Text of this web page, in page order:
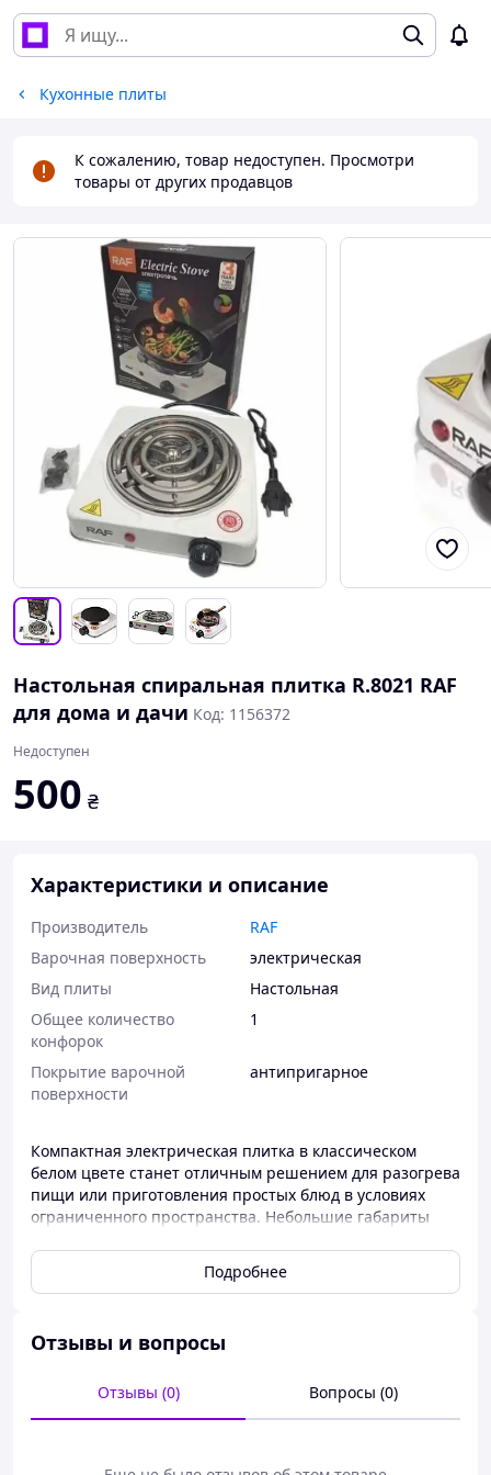
Кухонные плиты
К сожалению, товар недоступен. Просмотри
товары от других продавцов
Настольная спиральная плитка R.8021 RAF
для дома и дачи Код: 1156372
Недоступен
500 ₴
Характеристики и описание
Производитель
RAF
Варочная поверхность
электрическая
Вид плиты
Настольная
Общее количество
конфорок
1
Покрытие варочной
поверхности
антипригарное
Компактная электрическая плитка в классическом
белом цвете станет отличным решением для разогрева
пищи или приготовления простых блюд в условиях
ограниченного пространства. Небольшие габариты
малогабаритной кухне, в офисе или взять с собой на
дачу. Лаконичный дизайн прибора сочетается с
стандартной электрической розетке. Поверхность
устойчива к высоким температурам и легко очищается
от загрязнений обычными моющими средствами.
Подробнее
Отзывы и вопросы
Отзывы (0) Вопросы (0)